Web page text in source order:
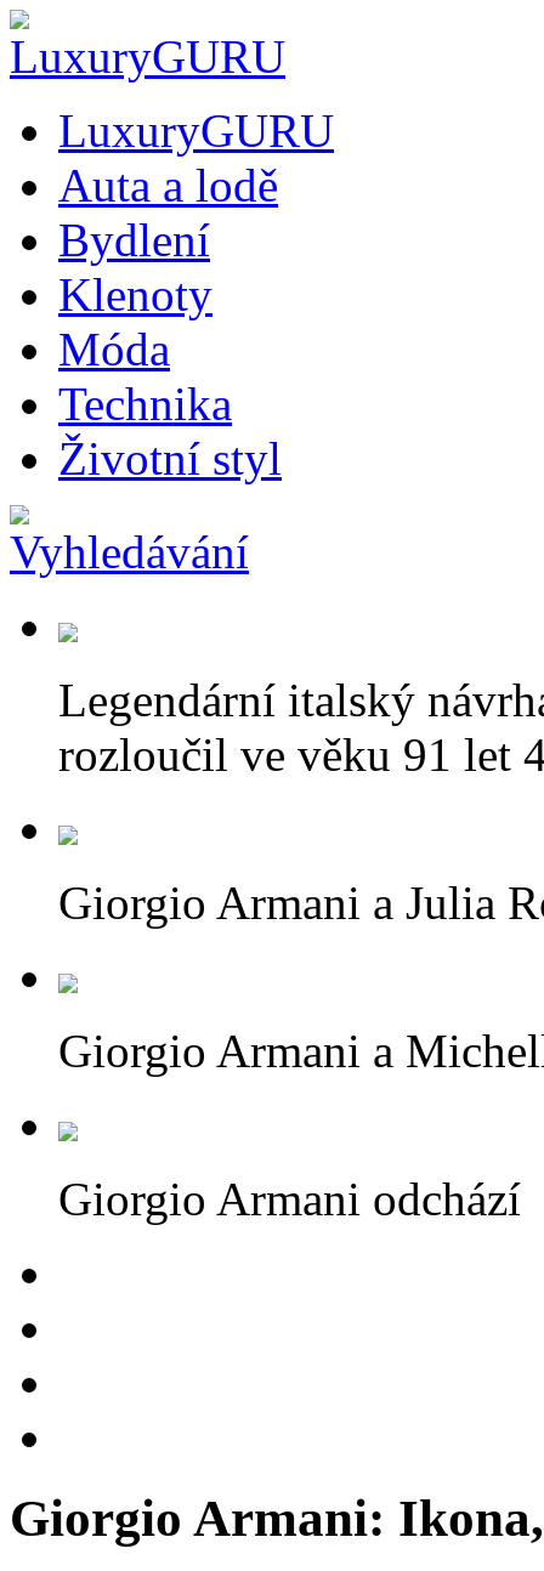
LuxuryGURU
Auta a lodě
Bydlení
Klenoty
Móda
Technika
Životní styl
Legendární italský
rozloučil ve věku 91 let
Giorgio Armani a Julia
Giorgio Armani a
Giorgio Armani odchází
Giorgio Armani: